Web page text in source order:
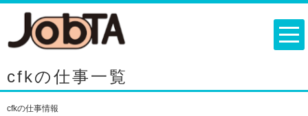
cfkの仕事一覧
cfkの仕事情報